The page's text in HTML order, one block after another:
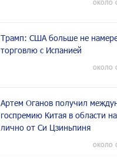
около
Трамп: США больше не
торговлю с Испанией
около
Артем Оганов получил
госпремию Китая в области
лично от Си Цзиньпиня
около